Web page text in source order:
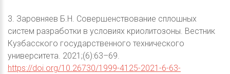
3. Заровняев Б.Н. Совершенствование сплошных
систем разработки в условиях криолитозоны. Вестник
Кузбасского государственного технического
университета. 2021;(6):63–69.
https://doi.org/10.26730/1999-4125-2021-6-63-